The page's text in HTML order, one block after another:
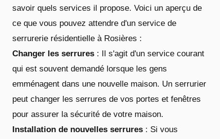
savoir quels services il propose. Voici un aperçu de
ce que vous pouvez attendre d'un service de
serrurerie résidentielle à Rosières :
Changer les serrures : Il s'agit d'un service courant
qui est souvent demandé lorsque les gens
emménagent dans une nouvelle maison. Un serrurier
peut changer les serrures de vos portes et fenêtres
pour assurer la sécurité de votre maison.
Installation de nouvelles serrures : Si vous